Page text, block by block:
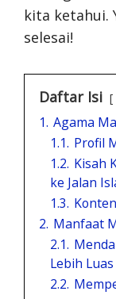
kita ketahui.
selesai!
Daftar Isi
1. Agama
1.1. Profil
1.2. Kisah
ke Jalan
1.3.
2. Manfaat
2.1.
Lebih Luas
2.2.